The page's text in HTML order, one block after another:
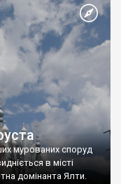
мурованих споруд
в місті
домінанта Ялти.